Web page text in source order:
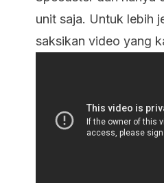
unit saja. Untuk lebih
saksikan video yang